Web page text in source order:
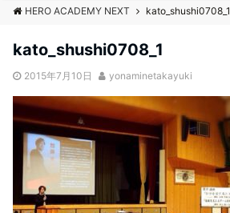
HERO ACADEMY NEXT kato_shushi0708_1
kato_shushi0708_1
2015年7月10日 yonaminetakayuki